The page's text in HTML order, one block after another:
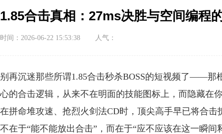
1.85合击真相：27ms决胜与空间编程
时间：2026-06-22 15:53:38 人气：
别再沉迷那些所谓1.85合击秒杀BOSS的短视频了——那
心的合击逻辑，从来不在明面的技能图标上，而隐藏在
在拼命堆攻速、抢烈火剑法CD时，顶尖高手早已将合
不在于“能不能放出合击”，而在于“应不应该在这一瞬